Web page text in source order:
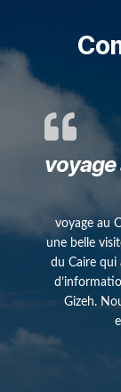
voyage
voyage au
une belle
du Caire qui
Gizeh.